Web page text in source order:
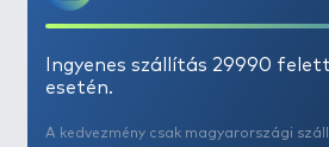
Ingyenes szállítás 29990
esetén.
A kedvezmény csak magyarországi